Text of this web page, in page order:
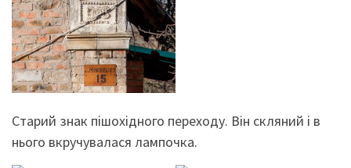
Старий знак пішохідного переходу. Він скляний і в
нього вкручувалася лампочка.